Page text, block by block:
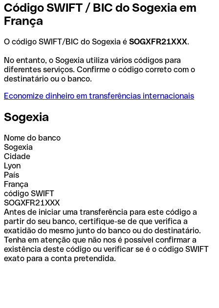
Código SWIFT / BIC do Sogexia em
França
O código SWIFT/BIC do Sogexia é SOGXFR21XXX.
No entanto, o Sogexia utiliza vários códigos para
diferentes serviços. Confirme o código correto com o
destinatário ou o banco.
Economize dinheiro em transferências internacionais
Sogexia
Nome do banco
Sogexia
Cidade
Lyon
País
França
código SWIFT
SOGXFR21XXX
Antes de iniciar uma transferência para este código a
partir do seu banco, certifique-se de que verifica a
exatidão do mesmo junto do banco ou do destinatário.
Tenha em atenção que não nos é possível confirmar a
existência deste código ou verificar se é o código SWIFT
exato para a conta pretendida.